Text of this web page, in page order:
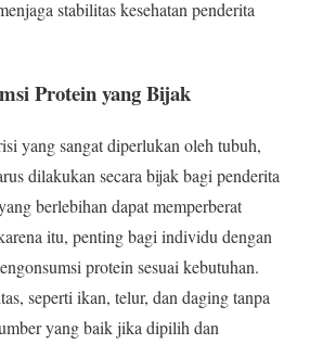
stabilitas kesehatan penderita
Protein yang Bijak
yang sangat diperlukan oleh tubuh,
dilakukan secara bijak bagi penderita
berlebihan dapat memperberat
itu, penting bagi individu dengan
protein sesuai kebutuhan.
seperti ikan, telur, dan daging tanpa
yang baik jika dipilih dan